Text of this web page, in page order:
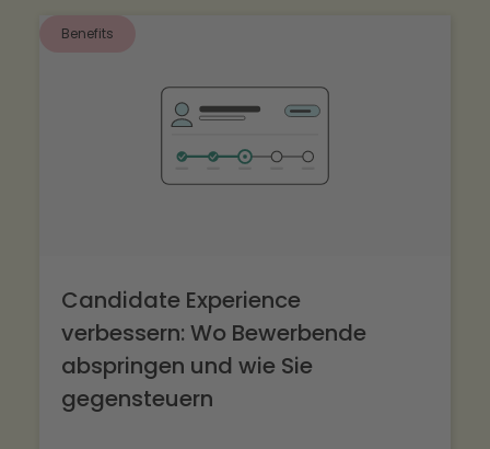
Benefits
Candidate Experience
verbessern: Wo Bewerbende
abspringen und wie Sie
gegensteuern